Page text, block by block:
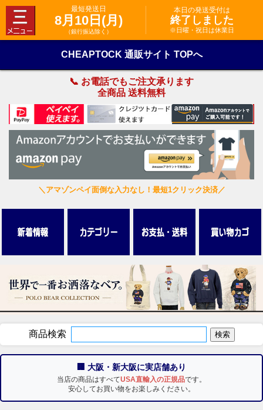
最短発送日
8月10日(月)
（銀行振込除く）
本日の発送受付は
終了しました
※日曜・祝日は休業日
CHEAPTOCK 通販サイト TOPへ
📞 お電話でもご注文承ります
全商品 送料無料
＼アマゾンペイ面倒な入力なし！最短1クリック決済／
商品検索
🏢 大阪・新大阪に実店舗あり
当店の商品はすべてUSA直輸入の正規品です。
安心してお買い物をお楽しみください。